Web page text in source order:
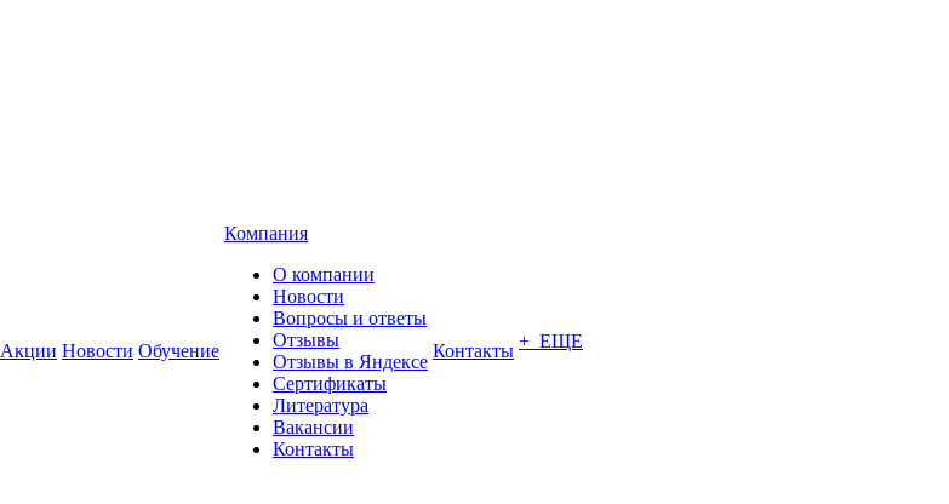
Акции Новости Обучение
Компания
О компании
Новости
Вопросы и ответы
Отзывы
Отзывы в Яндексе
Сертификаты
Литература
Вакансии
Контакты
Контакты + ЕЩЕ